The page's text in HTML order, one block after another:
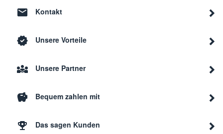
Kontakt
Unsere Vorteile
Unsere Partner
Bequem zahlen mit
Das sagen Kunden